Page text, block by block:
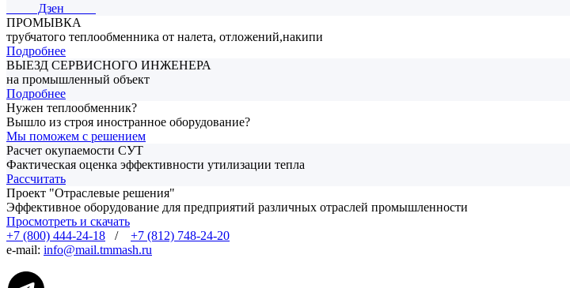
Дзен
ПРОМЫВКА
трубчатого теплообменника от налета, отложений,накипи
Подробнее
ВЫЕЗД СЕРВИСНОГО ИНЖЕНЕРА
на промышленный объект
Подробнее
Нужен теплообменник?
Вышло из строя иностранное оборудование?
Мы поможем с решением
Расчет окупаемости СУТ
Фактическая оценка эффективности утилизации тепла
Рассчитать
Проект "Отраслевые решения"
Эффективное оборудование для предприятий различных отраслей промышленности
Просмотреть и скачать
+7 (800) 444-24-18 / +7 (812) 748-24-20
e-mail: info@mail.tmmash.ru